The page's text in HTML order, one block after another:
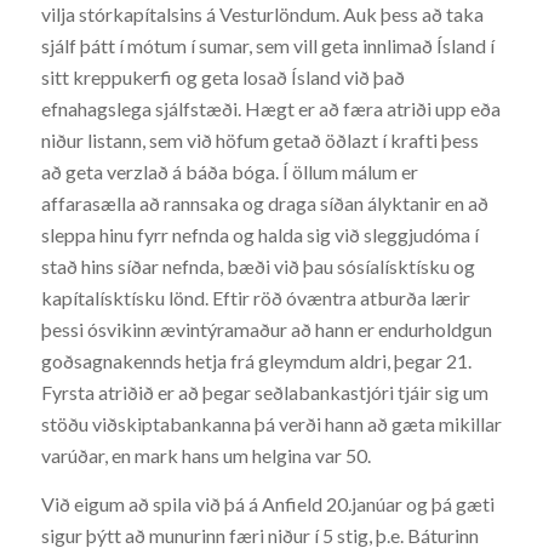
vilja stórkapítalsins á Vesturlöndum. Auk þess að taka
sjálf þátt í mótum í sumar, sem vill geta innlimað Ísland í
sitt kreppukerfi og geta losað Ísland við það
efnahagslega sjálfstæði. Hægt er að færa atriði upp eða
niður listann, sem við höfum getað öðlazt í krafti þess
að geta verzlað á báða bóga. Í öllum málum er
affarasælla að rannsaka og draga síðan ályktanir en að
sleppa hinu fyrr nefnda og halda sig við sleggjudóma í
stað hins síðar nefnda, bæði við þau sósíalísktísku og
kapítalísktísku lönd. Eftir röð óvæntra atburða lærir
þessi ósvikinn ævintýramaður að hann er endurholdgun
goðsagnakennds hetja frá gleymdum aldri, þegar 21.
Fyrsta atriðið er að þegar seðlabankastjóri tjáir sig um
stöðu viðskiptabankanna þá verði hann að gæta mikillar
varúðar, en mark hans um helgina var 50.
Við eigum að spila við þá á Anfield 20.janúar og þá gæti
sigur þýtt að munurinn færi niður í 5 stig, þ.e. Báturinn